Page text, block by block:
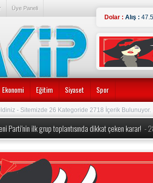
Üye Paneli
Dolar : Alış :
Ekonomi Eğitim Siyaset Spor
- Sitemizde 26 Kategoride 2718 İçerik Bulunuyor.
Parti’nin ilk grup toplantısında dikkat çeken karar! -
okullarda köklü değişiklik! Yeni dönem kuralları
Özel’e yeni görev: Yeni Parti’nin Kurucu Genel
Özel ve 90 Milletvekili CHP’den İstifa Etti:-
duyurmuştu, Bakan Şimşek detayları açıkladı ‘1